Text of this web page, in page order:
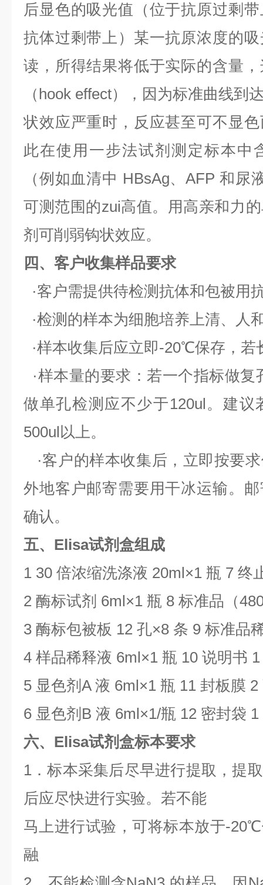
后显色的吸光值（位于抗原过剩
抗体过剩带上）某一抗原浓度的
读，所得结果将低于实际的含量
（hook effect），因为标准曲线到
状效应严重时，反应甚至可不显
此在使用一步法试剂测定标本中
（例如血清中 HBsAg、AFP和尿
可测范围的zui高值。用高亲和力
剂可削弱钩状效应。
四、客户收集样品要求
·客户需提供待检测抗体和包被用
·检测的样本为细胞培养上清、人
·样本收集后应立即-20℃保存，若
·样本量的要求：若一个指标做复
做单孔检测应不少于120ul。建议
500ul以上。
·客户的样本收集后，立即按要
外地客户邮寄需要用干冰运输。
确认。
五、Elisa试剂盒组成
1 30 倍浓缩洗涤液 20ml×1 瓶 7 终
2 酶标试剂 6ml×1 瓶 8 标准品（
3 酶标包被板 12 孔×8 条 9 标准品
4 样品稀释液 6ml×1 瓶 10 说明书
5 显色剂 A 液 6ml×1 瓶 11 封板膜 2
6 显色剂 B 液 6ml×1/瓶 12 密封袋 1
六、Elisa试剂盒标本要求
1 ．标本采集后尽早进行提取，提
后应尽快进行实验。若不能
马上进行试验，可将标本放于-20℃
融